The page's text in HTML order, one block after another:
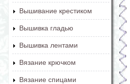
Вышивание крестиком
Вышивка гладью
Вышивка лентами
Вязание крючком
Вязание спицами